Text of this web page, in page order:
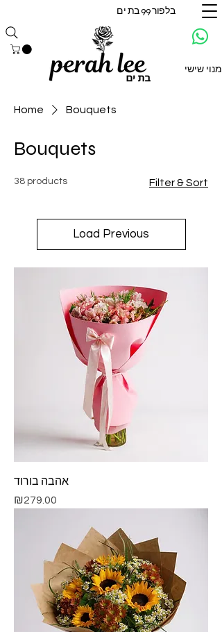
בלפור 99 בת ים
מנוי שישי
Home Bouquets
Bouquets
38 products Filter & Sort
Load Previous
אהבה בורוד
Price
₪279.00